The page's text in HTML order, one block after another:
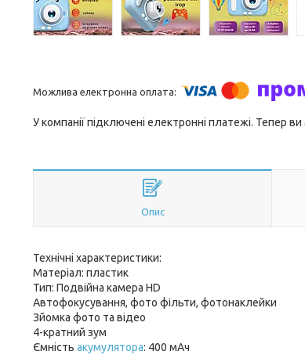
У компанії підключені електронні платежі. Тепер
Опис
Технічні характеристики:
Матеріал: пластик
Тип: Подвійна камера HD
Автофокусування, фото фільти, фотонаклейки
Зйомка фото та відео
4-кратний зум
Ємність акумулятора: 400 мАч